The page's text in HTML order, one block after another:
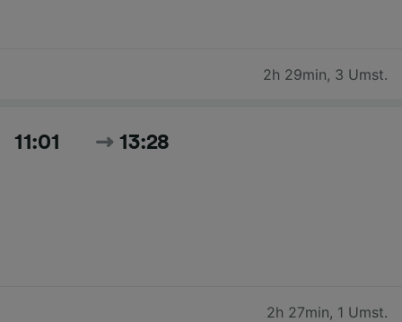
2h 29min, 3 Umst.
11:01 13:28
2h 27min, 1 Umst.